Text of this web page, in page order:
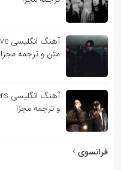
متن و ترجمه مجزا
و ترجمه مجزا
فرانسوی